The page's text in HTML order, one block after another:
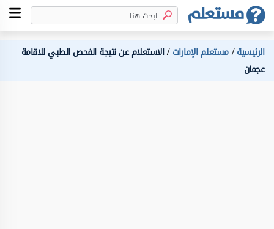
الرئيسية مستعلم الإمارات الاستعلام عن نتيجة الفحص الطبي للاقامة
عجمان